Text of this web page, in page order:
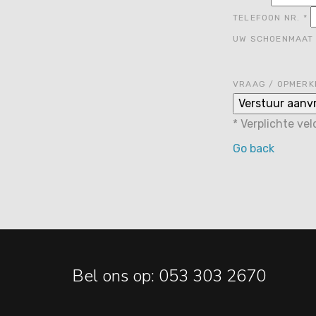
TELEFOON NR. *
UW SCHOENMAAT
VRAAG /
* Verplichte
Go back
Bel ons op: 053 303 2670